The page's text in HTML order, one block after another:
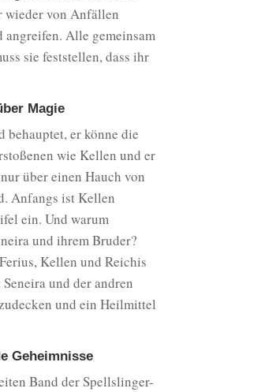
wieder von Anfällen
angreifen. Alle gemeinsam
sie feststellen, dass ihr
Magie
er könne die
wie Kellen und er
über einen Hauch von
Anfangs ist Kellen
ein. Und warum
und ihrem Bruder?
Kellen und Reichis
und der andren
und ein Heilmittel
Geheimnisse
Band der Spellslinger-